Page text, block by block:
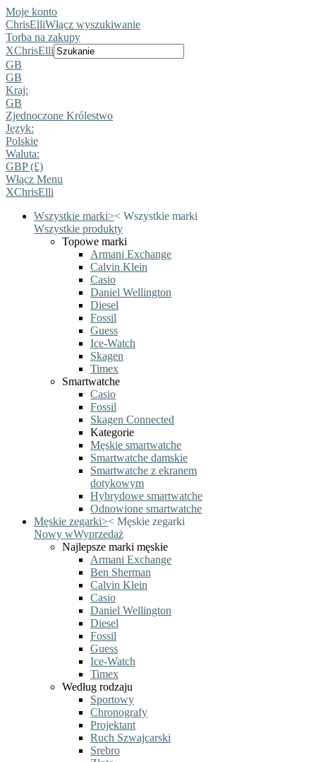
Moje konto
ChrisElliWłącz wyszukiwanie
Torba na zakupy
XChrisElli
GB
GB
Kraj:
GB
Zjednoczone Królestwo
Język:
Polskie
Waluta:
GBP (£)
Włącz Menu
XChrisElli
Wszystkie marki>< Wszystkie marki
Wszystkie produkty
Topowe marki
Armani Exchange
Calvin Klein
Casio
Daniel Wellington
Diesel
Fossil
Guess
Ice-Watch
Skagen
Timex
Smartwatche
Casio
Fossil
Skagen Connected
Kategorie
Męskie smartwatche
Smartwatche damskie
Smartwatche z ekranem
dotykowym
Hybrydowe smartwatche
Odnowione smartwatche
Męskie zegarki>< Męskie zegarki
Nowy wWyprzedaż
Najlepsze marki męskie
Armani Exchange
Ben Sherman
Calvin Klein
Casio
Daniel Wellington
Diesel
Fossil
Guess
Ice-Watch
Timex
Według rodzaju
Sportowy
Chronografy
Projektant
Ruch Szwajcarski
Srebro